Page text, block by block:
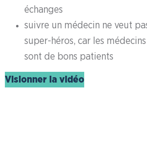
échanges
suivre un médecin ne veut
super-héros, car les
sont de bons patients
Visionner la vidéo